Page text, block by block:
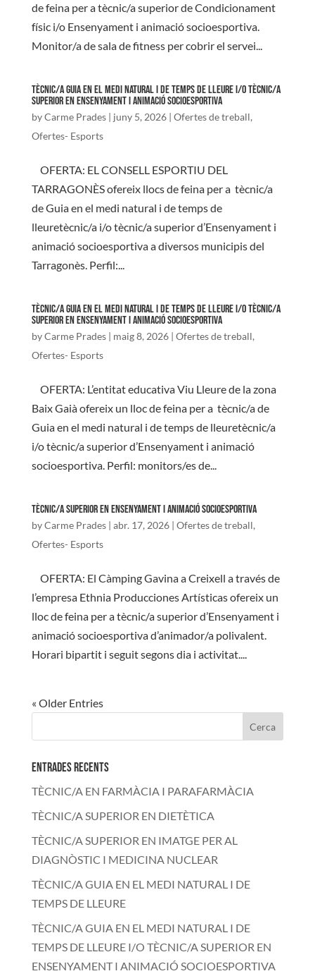
de feina per a tècnic/a superior de Condicionament
físic i/o Ensenyament i animació socioesportiva.
Monitor/a de sala de fitness per cobrir el servei...
TÈCNIC/A GUIA EN EL MEDI NATURAL I DE TEMPS DE LLEURE I/O TÈCNIC/A
SUPERIOR EN ENSENYAMENT I ANIMACIÓ SOCIOESPORTIVA
byCarme Prades| juny 5, 2026| Ofertes de treball,
Ofertes- Esports
OFERTA: EL CONSELL ESPORTIU DEL
TARRAGONÈS ofereix llocs de feina per a tècnic/a
de Guia en el medi natural i de temps de
lleuretècnic/a i/o tècnic/a superior d’Ensenyament i
animació socioesportiva a diversos municipis del
Tarragonès. Perfil:...
TÈCNIC/A GUIA EN EL MEDI NATURAL I DE TEMPS DE LLEURE I/O TÈCNIC/A
SUPERIOR EN ENSENYAMENT I ANIMACIÓ SOCIOESPORTIVA
byCarme Prades| maig 8, 2026| Ofertes de treball,
Ofertes- Esports
OFERTA: L’entitat educativa Viu Lleure de la zona
Baix Gaià ofereix un lloc de feina per a tècnic/a de
Guia en el medi natural i de temps de lleuretècnic/a
i/o tècnic/a superior d’Ensenyament i animació
socioesportiva. Perfil: monitors/es de...
TÈCNIC/A SUPERIOR EN ENSENYAMENT I ANIMACIÓ SOCIOESPORTIVA
byCarme Prades| abr. 17, 2026| Ofertes de treball,
Ofertes- Esports
OFERTA: El Càmping Gavina a Creixell a través de
l’empresa Ethnia Producciones Artísticas ofereix un
lloc de feina per a tècnic/a superior d’Ensenyament i
animació socioesportiva d’animador/a polivalent.
Horari bipartit i seguit segons dia i activitat....
« Older Entries
Entrades recents
TÈCNIC/A EN FARMÀCIA I PARAFARMÀCIA
TÈCNIC/A SUPERIOR EN DIETÈTICA
TÈCNIC/A SUPERIOR EN IMATGE PER AL
DIAGNÒSTIC I MEDICINA NUCLEAR
TÈCNIC/A GUIA EN EL MEDI NATURAL I DE
TEMPS DE LLEURE
TÈCNIC/A GUIA EN EL MEDI NATURAL I DE
TEMPS DE LLEURE I/O TÈCNIC/A SUPERIOR EN
ENSENYAMENT I ANIMACIÓ SOCIOESPORTIVA